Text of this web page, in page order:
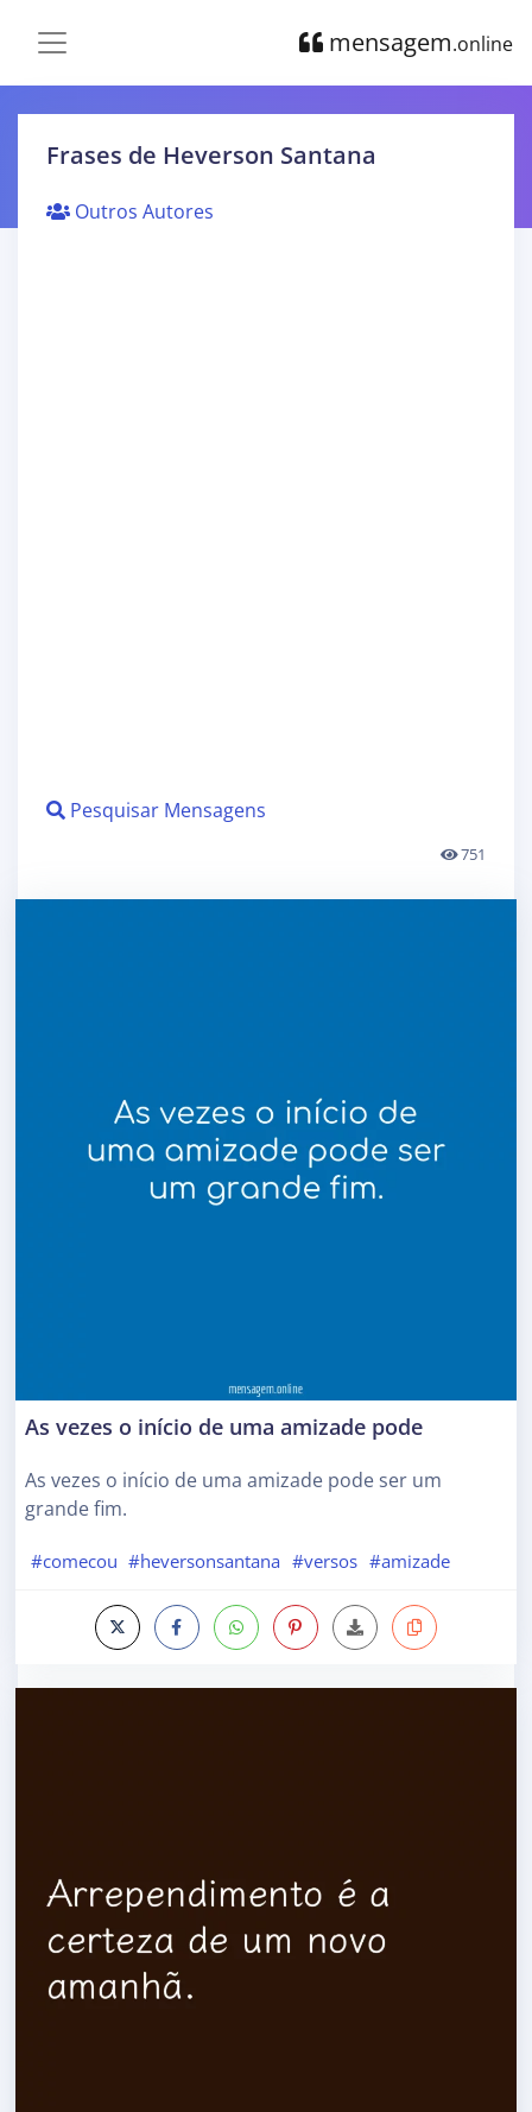
mensagem.online
Frases de Heverson Santana
Outros Autores
Pesquisar Mensagens
751
As vezes o início de uma amizade pode
As vezes o início de uma amizade pode ser um
grande fim.
#comecou #heversonsantana #versos #amizade